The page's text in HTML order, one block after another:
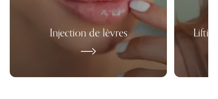
Injection de lèvres